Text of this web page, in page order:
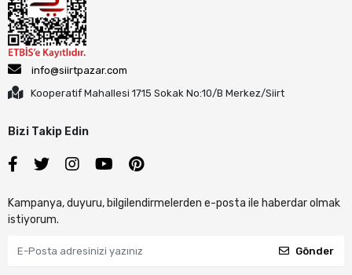
info@siirtpazar.com
Kooperatif Mahallesi 1715 Sokak No:10/B Merkez/Siirt
Bizi Takip Edin
Kampanya, duyuru, bilgilendirmelerden e-posta ile haberdar olmak
istiyorum.
Gönder